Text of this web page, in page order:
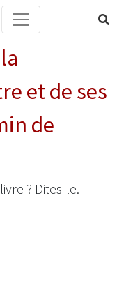
et de ses
de
? Dites-le.